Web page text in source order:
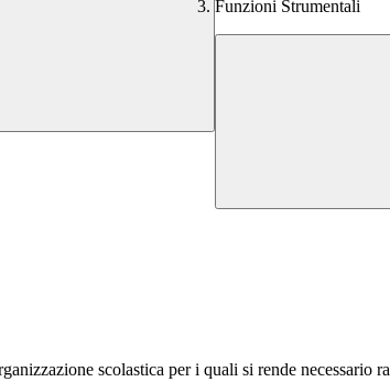
Funzioni Strumentali
scolastica per i quali si rende necessario